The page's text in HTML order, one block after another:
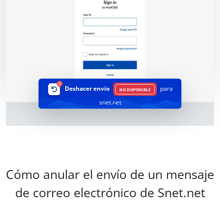
Deshacer envío NO DISPONIBLE
para
snet.net
Cómo anular el envío de un mensaje
de correo electrónico de Snet.net